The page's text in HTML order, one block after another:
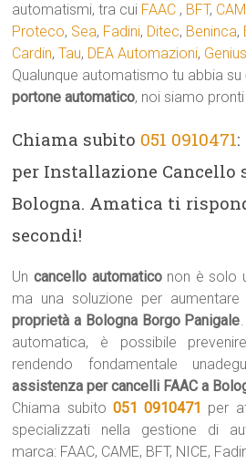
automatismi, tra cui FAAC , BFT,
Proteco, Sea, Fadini, Ditec, Beninca,
Cardin,Tau, DEA Automazioni, Genius
Qualunque automatismo tu abbia su
portone automatico, noi siamo
Chiama subito 051 0910471
per Installazione Cancello
Bologna. Amatica ti
secondi!
Uncancello automaticonon è solo
ma una soluzione per aumentare
proprietà a Bologna Borgo Panigale
automatica, è possibile
rendendo fondamentale
assistenza per cancelli FAAC a
Chiama subito 051 0910471 per
specializzati nella gestione di
marca: FAAC, CAME, BFT, NICE,